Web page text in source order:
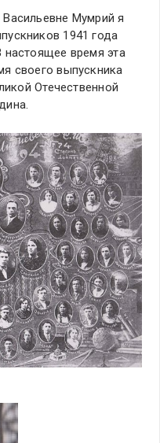
Мумрий я
1941 года
время эта
своего выпускника
Отечественной